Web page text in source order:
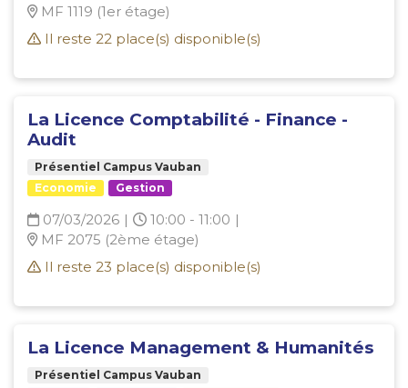
MF 1119 (1er étage)
Il reste 22 place(s) disponible(s)
La Licence Comptabilité - Finance -
Audit
Présentiel Campus Vauban
Economie
Gestion
07/03/2026 | 10:00 - 11:00 |
MF 2075 (2ème étage)
Il reste 23 place(s) disponible(s)
La Licence Management & Humanités
Présentiel Campus Vauban